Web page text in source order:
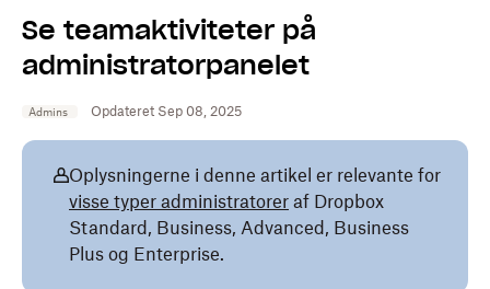
Se teamaktiviteter på
administratorpanelet
Admins Opdateret Sep 08, 2025
Oplysningerne i denne artikel er relevante for
visse typer administratorer af Dropbox
Standard, Business, Advanced, Business
Plus og Enterprise.